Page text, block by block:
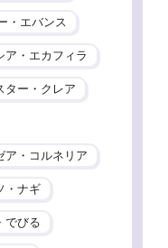
・エバンス
ア・エカフィラ
ター・クレア
ア・コルネリア
・ナギ
でびる